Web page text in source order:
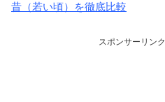
昔（若い頃）を徹底比較
スポンサーリンク